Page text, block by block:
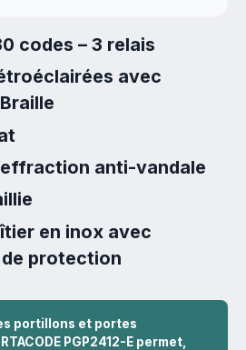
codes – 3 relais
avec
anti-vandale
en inox avec
protection
portillons et portes
PGP2412-E permet,